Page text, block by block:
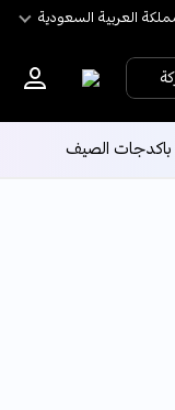
اﻟﻌﺮﺑﻴﺔ اﻟﺴﻌﻮدﻳﺔ
باكدجات الصيف